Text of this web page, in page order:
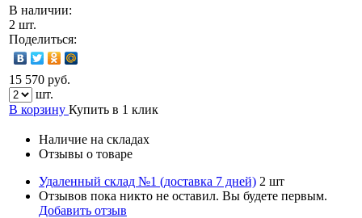
В наличии:
2 шт.
Поделиться:
15 570 руб.
шт.
В корзину Купить в 1 клик
Наличие на складах
Отзывы о товаре
Удаленный склад №1 (доставка 7 дней) 2 шт
Отзывов пока никто не оставил. Вы будете первым.
Добавить отзыв